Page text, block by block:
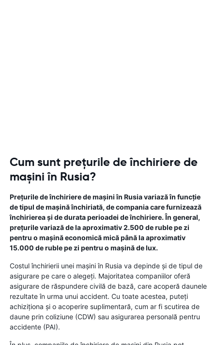
Cum sunt prețurile de închiriere de
mașini în Rusia?
Prețurile de închiriere de mașini în Rusia variază în funcție
de tipul de mașină închiriată, de compania care furnizează
închirierea și de durata perioadei de închiriere. În general,
prețurile variază de la aproximativ 2.500 de ruble pe zi
pentru o mașină economică mică până la aproximativ
15.000 de ruble pe zi pentru o mașină de lux.
Costul închirierii unei mașini în Rusia va depinde și de tipul de
asigurare pe care o alegeți. Majoritatea companiilor oferă
asigurare de răspundere civilă de bază, care acoperă daunele
rezultate în urma unui accident. Cu toate acestea, puteți
achiziționa și o acoperire suplimentară, cum ar fi scutirea de
daune prin coliziune (CDW) sau asigurarea personală pentru
accidente (PAI).